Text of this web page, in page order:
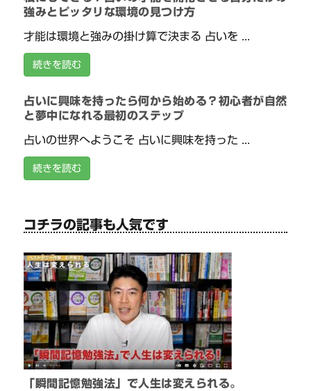
強みとピッタリな環境の見つけ方
才能は環境と強みの掛け算で決まる 占いを ...
続きを読む
占いに興味を持ったら何から始める？初心者が自然
と夢中になれる最初のステップ
占いの世界へようこそ 占いに興味を持った ...
続きを読む
コチラの記事も人気です
「瞬間記憶勉強法」で人生は変えられる。